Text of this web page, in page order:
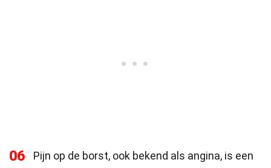
06
Pijn op de borst, ook bekend als angina, is een